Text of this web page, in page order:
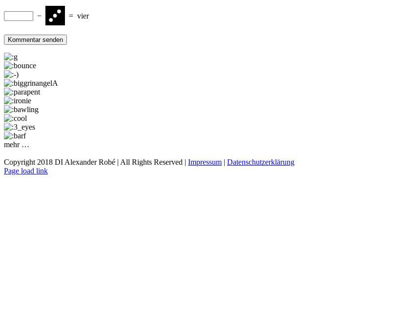
− = vier
mehr …
Copyright 2018 DI Alexander Robé | All Rights Reserved | Impressum | Datenschutzerklärung
Page load link